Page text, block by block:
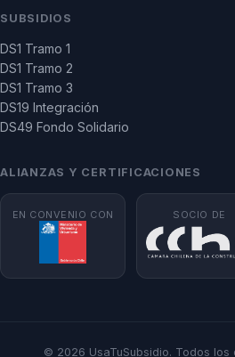
SUBSIDIOS
DS1 Tramo 1
DS1 Tramo 2
DS1 Tramo 3
DS19 Integración
DS49 Fondo Solidario
ALIANZAS Y CERTIFICACIONES
EN CONVENIO CON SOCIO DE
© 2026 UsaTuSubsidio. Todos